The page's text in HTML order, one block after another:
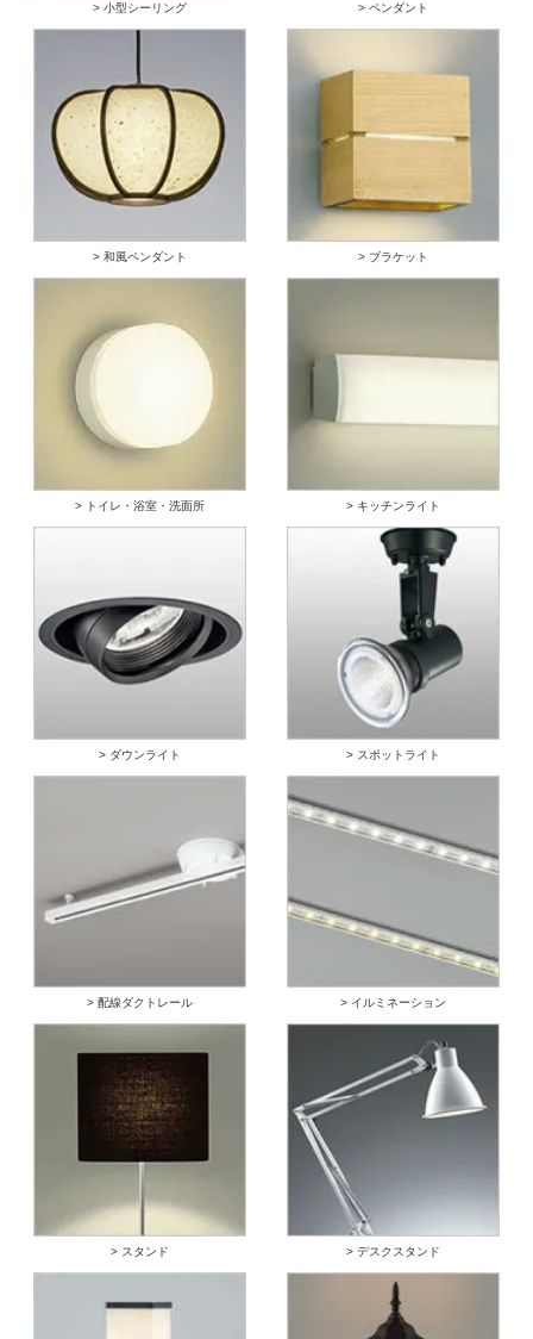
> 小型シーリング > ペンダント
> 和風ペンダント > ブラケット
> トイレ・浴室・洗面所 > キッチンライト
> ダウンライト > スポットライト
> 配線ダクトレール > イルミネーション
> スタンド > デスクスタンド